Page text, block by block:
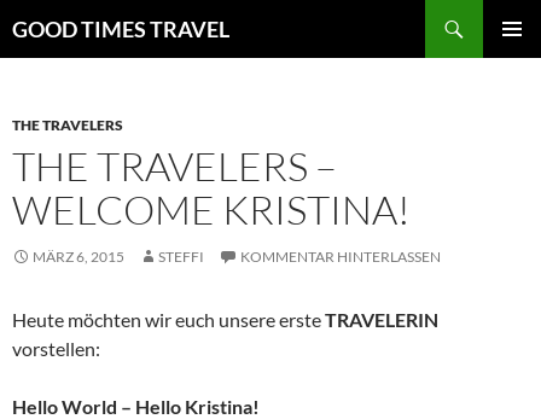
Inhalt
GOOD TIMES TRAVEL
THE TRAVELERS
THE TRAVELERS –
WELCOME KRISTINA!
MÄRZ 6, 2015 STEFFI KOMMENTAR HINTERLASSEN
Heute möchten wir euch unsere ersteTRAVELERIN
vorstellen:
Hello World – Hello Kristina!